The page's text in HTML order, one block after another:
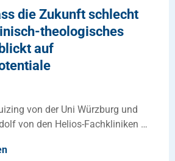
die Zukunft schlecht
theologisches
auf
von der Uni Würzburg und
von den Helios-Fachkliniken …